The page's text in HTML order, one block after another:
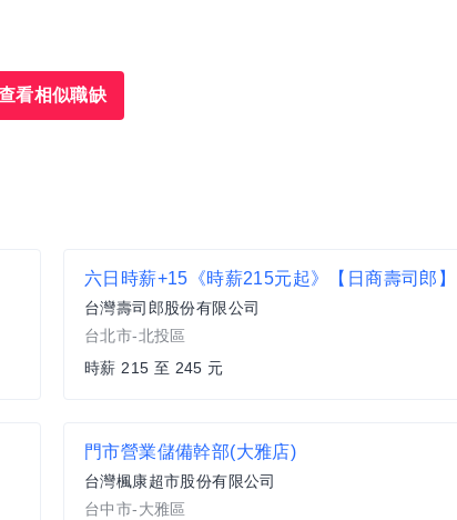
看相似職缺
台灣壽司郎股份有限公司
台北市-北投區
時薪 215 至 245 元
門市營業儲備幹部(大雅店)
台灣楓康超市股份有限公司
台中市-大雅區